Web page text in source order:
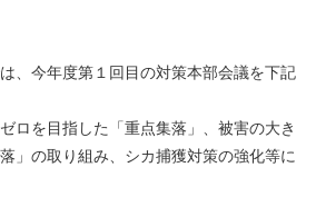
、今年度第１回目の対策本部会議を下記
ロを目指した「重点集落」、被害の大き
」の取り組み、シカ捕獲対策の強化等に